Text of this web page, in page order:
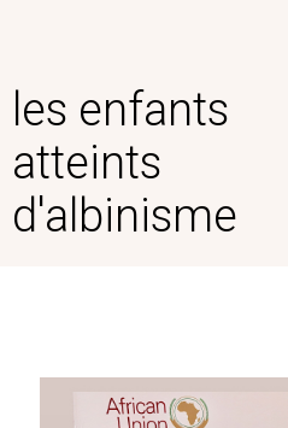
les enfants
atteints
d'albinisme